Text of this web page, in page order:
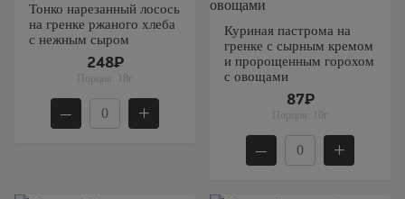
Тонко нарезанный лосось
на гренке ржаного хлеба
с нежным сыром
248₽
Порция: 18г
– +
Куриная пастрома на
гренке с сырным кремом
и пророщенным горохом
с овощами
87₽
Порция: 10г
– +